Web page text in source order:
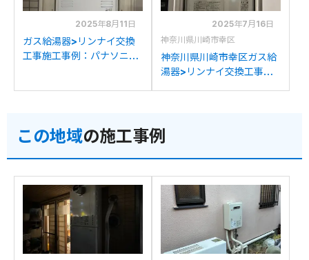
2025年8月11日
ガス給湯器>リンナイ交換
工事施工事例：パナソニッ
2025年7月16日
神奈川県川崎市幸区
神奈川県川崎市幸区ガス給
湯器>リンナイ交換工事施
A2400AT2-3(A)への交換
この地域の施工事例